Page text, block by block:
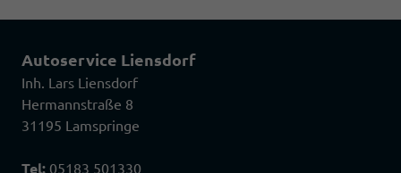
Autoservice Liensdorf
Inh. Lars Liensdorf
Hermannstraße 8
31195 Lamspringe
Tel: 05183 501330